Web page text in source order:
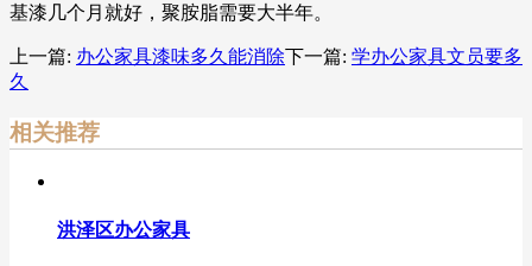
基漆几个月就好，聚胺脂需要大半年。
上一篇: 办公家具漆味多久能消除下一篇: 学办公家具文员要多
久
相关推荐
洪泽区办公家具